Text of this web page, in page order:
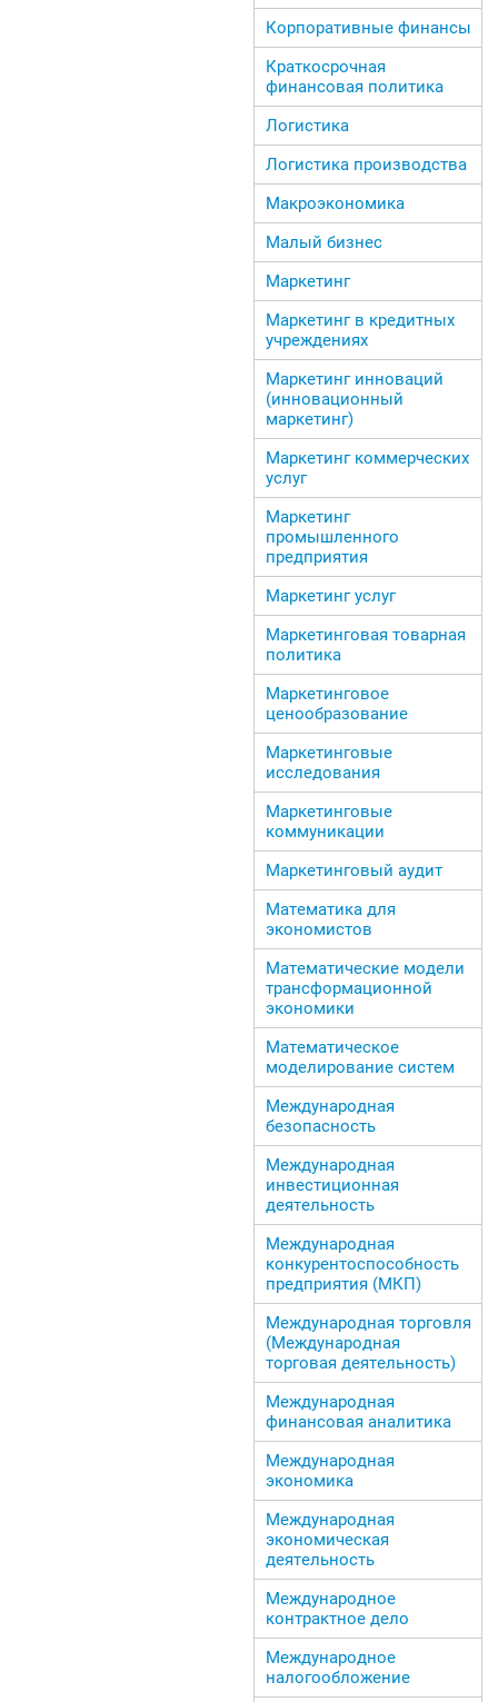
Корпоративные финансы
Краткосрочная
финансовая политика
Логистика
Логистика производства
Макроэкономика
Малый бизнес
Маркетинг
Маркетинг в кредитных
учреждениях
Маркетинг инноваций
(инновационный
маркетинг)
Маркетинг коммерческих
услуг
Маркетинг
промышленного
предприятия
Маркетинг услуг
Маркетинговая товарная
политика
Маркетинговое
ценообразование
Маркетинговые
исследования
Маркетинговые
коммуникации
Маркетинговый аудит
Математика для
экономистов
Математические модели
трансформационной
экономики
Математическое
моделирование систем
Международная
безопасность
Международная
инвестиционная
деятельность
Международная
конкурентоспособность
предприятия (МКП)
Международная торговля
(Международная
торговая деятельность)
Международная
финансовая аналитика
Международная
экономика
Международная
экономическая
деятельность
Международное
контрактное дело
Международное
налогообложение